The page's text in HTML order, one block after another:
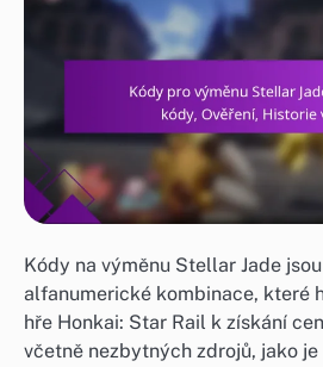
Kódy na výměnu Stellar Jade
alfanumerické kombinace, které
hře Honkai: Star Rail k získání
včetně nezbytných zdrojů, jako